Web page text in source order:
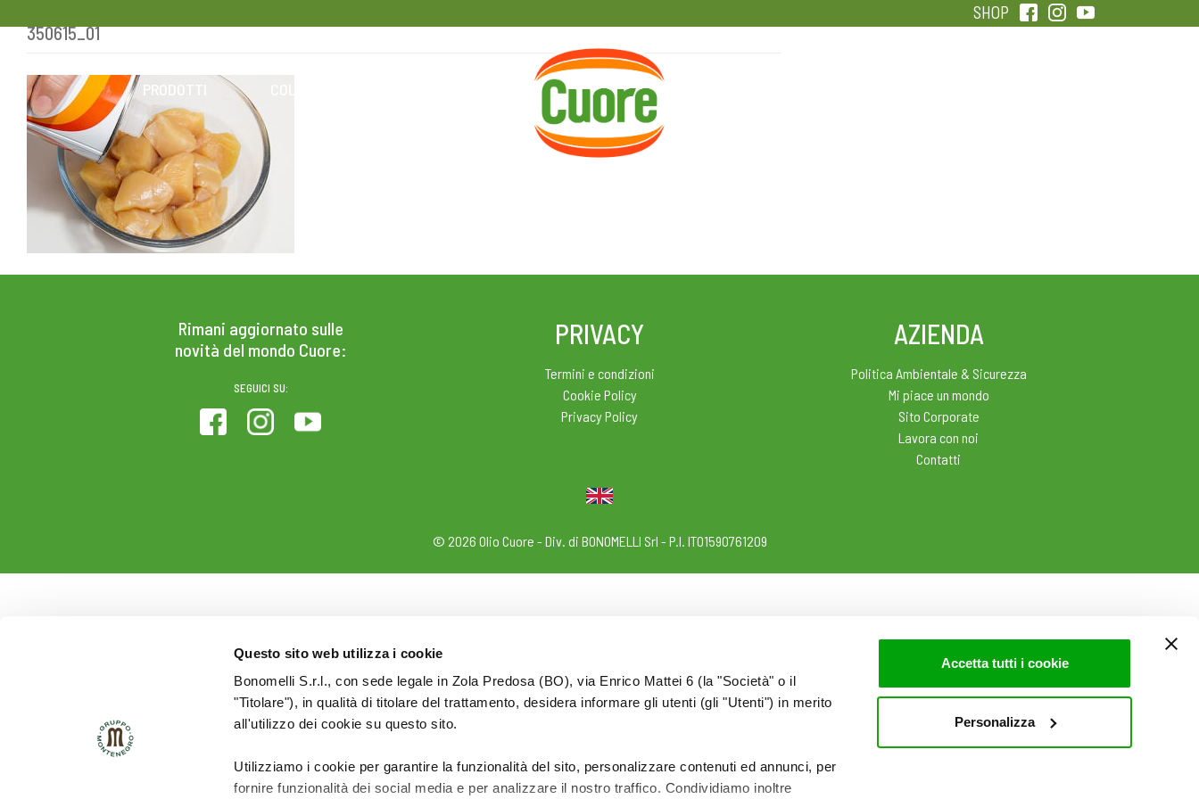
Questo sito web utilizza i cookie
Bonomelli S.r.l., con sede legale in Zola Predosa (BO), via Enrico Mattei 6 (la "Società" o il
"Titolare"), in qualità di titolare del trattamento, desidera informare gli utenti (gli "Utenti") in merito
all'utilizzo dei cookie su questo sito.
Utilizziamo i cookie per garantire la funzionalità del sito, personalizzare contenuti ed annunci, per
fornire funzionalità dei social media e per analizzare il nostro traffico. Condividiamo inoltre
Accetta tutti i cookie
Personalizza
Skip
content
SHOP
PRODOTTI
HOME
350615_01
Rimani aggiornato sulle
novità del mondo Cuore:
SEGUICI SU:
PRIVACY
Termini e condizioni
Cookie Policy
Privacy Policy
AZIENDA
Politica Ambientale & Sicurezza
Mi piace un mondo
Sito Corporate
Lavora con noi
Contatti
© 2026 Olio Cuore - Div. di BONOMELLI Srl - P.I. IT01590761209